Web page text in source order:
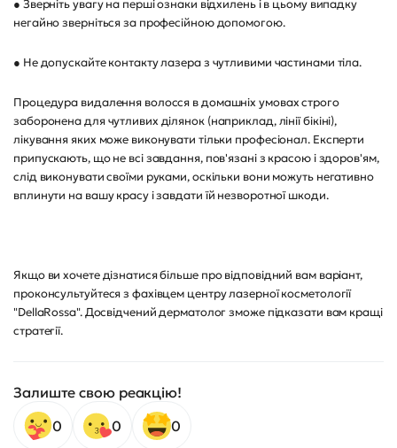
● Зверніть увагу на перші ознаки відхилень і в цьому випадку
негайно зверніться за професійною допомогою.
● Не допускайте контакту лазера з чутливими частинами тіла.
Процедура видалення волосся в домашніх умовах строго
заборонена для чутливих ділянок (наприклад, лінії бікіні),
лікування яких може виконувати тільки професіонал. Експерти
припускають, що не всі завдання, пов'язані з красою і здоров'ям,
слід виконувати своїми руками, оскільки вони можуть негативно
вплинути на вашу красу і завдати їй незворотної шкоди.
Якщо ви хочете дізнатися більше про відповідний вам варіант,
проконсультуйтеся з фахівцем центру лазерної косметології
"DellaRossa". Досвідчений дерматолог зможе підказати вам кращі
стратегії.
Залиште свою реакцію!
0
0
0